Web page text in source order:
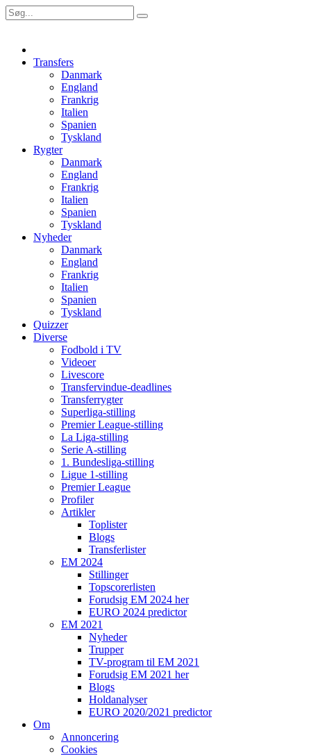
Transfers
Danmark
England
Frankrig
Italien
Spanien
Tyskland
Rygter
Danmark
England
Frankrig
Italien
Spanien
Tyskland
Nyheder
Danmark
England
Frankrig
Italien
Spanien
Tyskland
Quizzer
Diverse
Fodbold i TV
Videoer
Livescore
Transfervindue-deadlines
Transferrygter
Superliga-stilling
Premier League-stilling
La Liga-stilling
Serie A-stilling
1. Bundesliga-stilling
Ligue 1-stilling
Premier League
Profiler
Artikler
Toplister
Blogs
Transferlister
EM 2024
Stillinger
Topscorerlisten
Forudsig EM 2024 her
EURO 2024 predictor
EM 2021
Nyheder
Trupper
TV-program til EM 2021
Forudsig EM 2021 her
Blogs
Holdanalyser
EURO 2020/2021 predictor
Om
Annoncering
Cookies